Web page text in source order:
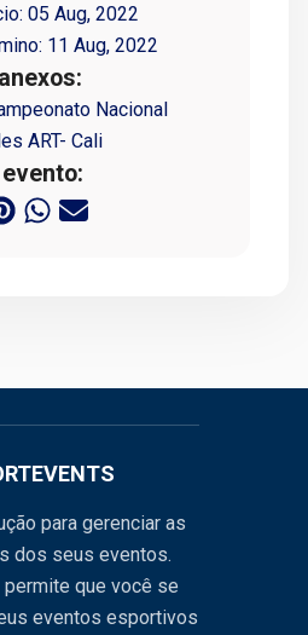
05 Aug, 2022
11 Aug, 2022
Nacional
ART- Cali
para gerenciar as
dos seus eventos.
que você se
eventos esportivos